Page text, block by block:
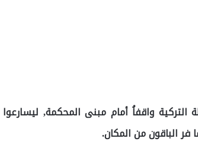
واقفاُ أمام مبنى المحكمة,